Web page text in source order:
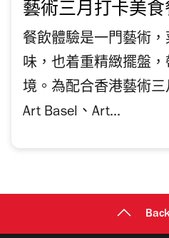
藝術三月打卡美
餐飲體驗是一門藝術
味，也着重精緻擺盤
境。為配合香港藝術
Art Basel、Art...